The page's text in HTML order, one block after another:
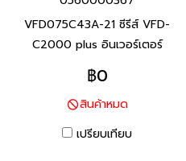
VFD075C43A-21 ซีรีส์ VFD-
C2000 plus อินเวอร์เตอร์
แบรนด์เดลต้า สินค้าแบรนด์
ไต้หวัน พิกัดกำลัง 7.5กิโลวัตต์
อินเวอร์เตอร์ขนาดเล็กใช้ง่าย-
พละกำลังสูง ตรวจจับกระแส
฿0
สินค้าหมด
เปรียบเทียบ